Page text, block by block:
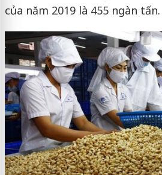
của năm 2019 là 455 ngàn tấn.